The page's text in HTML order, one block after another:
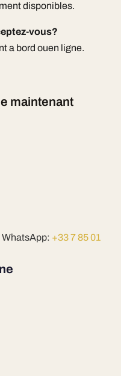
disponibles.
vous?
a bord ouen ligne.
maintenant
WhatsApp: +33 7 85 01